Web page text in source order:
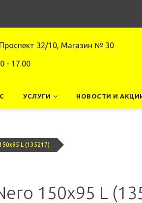
32/10, Магазин № 30
- 17.00
УСЛУГИ НОВОСТИ И
L (135217)
150х95 L